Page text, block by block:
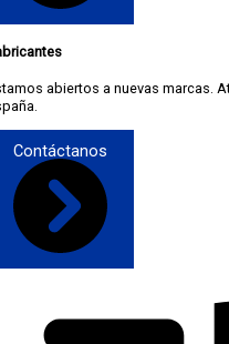
abiertos a nuevas marcas.
Contáctanos